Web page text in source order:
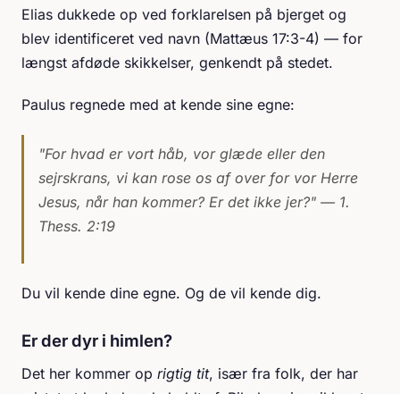
Elias dukkede op ved forklarelsen på bjerget og
blev identificeret ved navn (Mattæus 17:3-4) — for
længst afdøde skikkelser, genkendt på stedet.
Paulus regnede med at kende sine egne:
"For hvad er vort håb, vor glæde eller den
sejrskrans, vi kan rose os af over for vor Herre
Jesus, når han kommer? Er det ikke jer?" — 1.
Thess. 2:19
Du vil kende dine egne. Og de vil kende dig.
Er der dyr i himlen?
Det her kommer op rigtig tit, især fra folk, der har